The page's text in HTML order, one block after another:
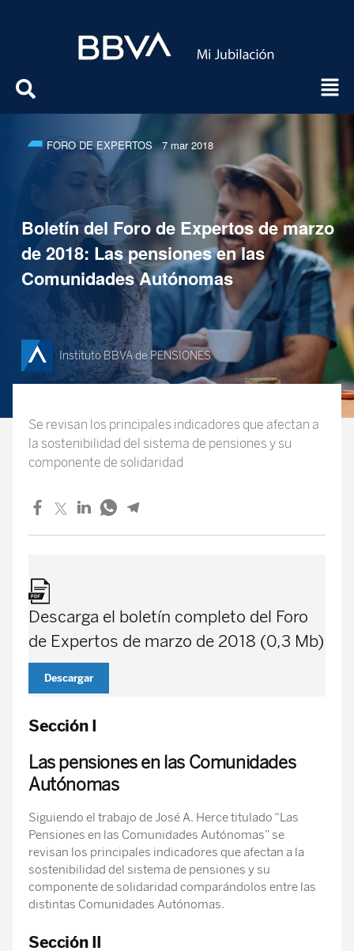
FORO DE EXPERTOS7 mar 2018
Boletín del Foro de Expertos de marzo
de 2018: Las pensiones en las
Comunidades Autónomas
Instituto BBVA de PENSIONES
Se revisan los principales indicadores que afectan a
la sostenibilidad del sistema de pensiones y su
componente de solidaridad
Descarga el boletín completo del Foro
de Expertos de marzo de 2018 (0,3 Mb)
Descargar
Sección I
Las pensiones en las Comunidades
Autónomas
Siguiendo el trabajo de José A. Herce titulado “Las
Pensiones en las Comunidades Autónomas” se
revisan los principales indicadores que afectan a la
sostenibilidad del sistema de pensiones y su
componente de solidaridad comparándolos entre las
distintas Comunidades Autónomas.
Sección II